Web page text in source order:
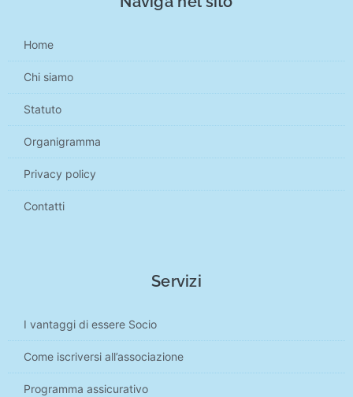
Home
Chi siamo
Statuto
Organigramma
Privacy policy
Contatti
Servizi
I vantaggi di essere Socio
Come iscriversi all’associazione
Programma assicurativo